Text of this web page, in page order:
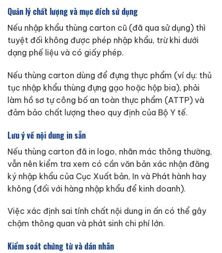
Quản lý chất lượng và mục đích sử dụng
Nếu nhập khẩu thùng carton cũ (đã qua sử dụng) thì
tuyệt đối không được phép nhập khẩu, trừ khi dưới
dạng phế liệu và có giấy phép.
Nếu thùng carton dùng để đựng thực phẩm (ví dụ: thủ
tục nhập khẩu thùng đựng gạo hoặc hộp bia), phải
làm hồ sơ tự công bố an toàn thực phẩm (ATTP) và
đảm bảo chất lượng theo quy định của Bộ Y tế.
Lưu ý về nội dung in sẵn
Nếu thùng carton đã in logo, nhãn mác thông thường,
vẫn nên kiểm tra xem có cần văn bản xác nhận đăng
ký nhập khẩu của Cục Xuất bản, In và Phát hành hay
không (đối với hàng nhập khẩu để kinh doanh).
Việc xác định sai tính chất nội dung in ấn có thể gây
chậm thông quan và phát sinh chi phí lớn.
Kiểm soát chứng từ và dán nhãn